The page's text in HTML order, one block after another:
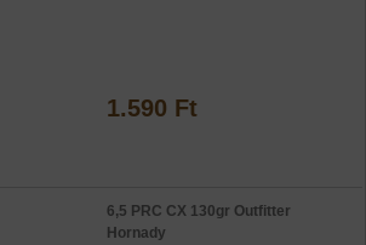
1.590 Ft
6,5 PRC CX 130gr Outfitter
Hornady